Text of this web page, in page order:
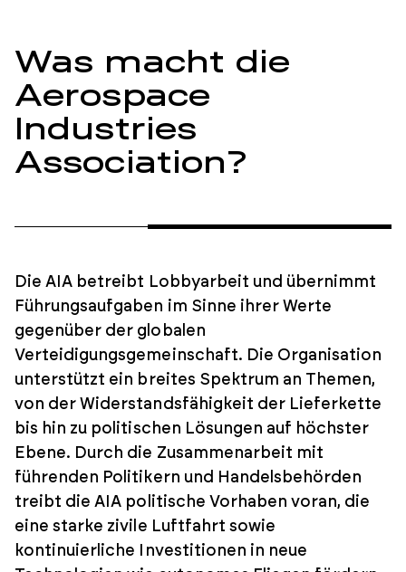
Was macht die
Aerospace
Industries
Association?
Die AIA betreibt Lobbyarbeit und übernimmt
Führungsaufgaben im Sinne ihrer Werte
gegenüber der globalen
Verteidigungsgemeinschaft. Die Organisation
unterstützt ein breites Spektrum an Themen,
von der Widerstandsfähigkeit der Lieferkette
bis hin zu politischen Lösungen auf höchster
Ebene. Durch die Zusammenarbeit mit
führenden Politikern und Handelsbehörden
treibt die AIA politische Vorhaben voran, die
eine starke zivile Luftfahrt sowie
kontinuierliche Investitionen in neue